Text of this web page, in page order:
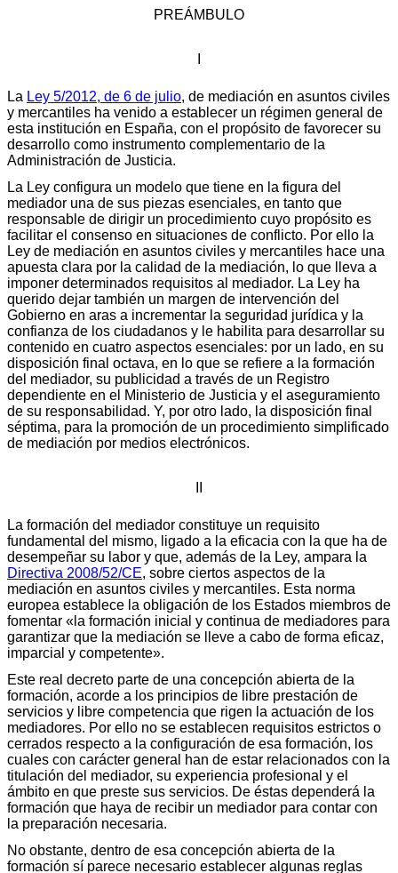
PREÁMBULO
La Ley 5/2012, de 6 de julio, de mediación en asuntos civiles
y mercantiles ha venido a establecer un régimen general de
esta institución en España, con el propósito de favorecer su
desarrollo como instrumento complementario de la
Administración de Justicia.
La Ley configura un modelo que tiene en la figura del
mediador una de sus piezas esenciales, en tanto que
responsable de dirigir un procedimiento cuyo propósito es
facilitar el consenso en situaciones de conflicto. Por ello la
Ley de mediación en asuntos civiles y mercantiles hace una
apuesta clara por la calidad de la mediación, lo que lleva a
imponer determinados requisitos al mediador. La Ley ha
querido dejar también un margen de intervención del
Gobierno en aras a incrementar la seguridad jurídica y la
confianza de los ciudadanos y le habilita para desarrollar su
contenido en cuatro aspectos esenciales: por un lado, en su
disposición final octava, en lo que se refiere a la formación
del mediador, su publicidad a través de un Registro
dependiente en el Ministerio de Justicia y el aseguramiento
de su responsabilidad. Y, por otro lado, la disposición final
séptima, para la promoción de un procedimiento simplificado
de mediación por medios electrónicos.
La formación del mediador constituye un requisito
fundamental del mismo, ligado a la eficacia con la que ha de
desempeñar su labor y que, además de la Ley, ampara la
Directiva 2008/52/CE, sobre ciertos aspectos de la
mediación en asuntos civiles y mercantiles. Esta norma
europea establece la obligación de los Estados miembros de
fomentar «la formación inicial y continua de mediadores para
garantizar que la mediación se lleve a cabo de forma eficaz,
imparcial y competente».
Este real decreto parte de una concepción abierta de la
formación, acorde a los principios de libre prestación de
servicios y libre competencia que rigen la actuación de los
mediadores. Por ello no se establecen requisitos estrictos o
cerrados respecto a la configuración de esa formación, los
cuales con carácter general han de estar relacionados con la
titulación del mediador, su experiencia profesional y el
ámbito en que preste sus servicios. De éstas dependerá la
formación que haya de recibir un mediador para contar con
la preparación necesaria.
No obstante, dentro de esa concepción abierta de la
formación sí parece necesario establecer algunas reglas